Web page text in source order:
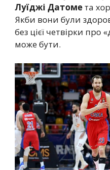
Луїджі Датоме та
Якби вони були
без цієї четвірки про
може бути.